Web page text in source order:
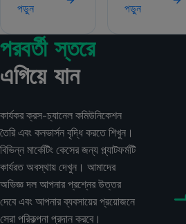
পড়ুন
পড়ুন
পরবর্তী স্তরে
এগিয়ে যান
কার্যকর ক্রস-চ্যানেল কমিউনিকেশন
তৈরি এবং কনভার্সন বৃদ্ধি করতে শিখুন।
বিভিন্ন মার্কেটিং কেসের জন্য প্ল্যাটফর্মটি
কার্যরত অবস্থায় দেখুন। আমাদের
অভিজ্ঞ দল আপনার প্রশ্নের উত্তর
দেবে এবং আপনার ব্যবসায়ের প্রয়োজনে
সেরা পরিকল্পনা প্রদান করবে।